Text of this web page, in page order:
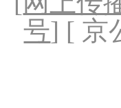
号] [ 京